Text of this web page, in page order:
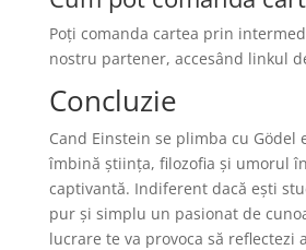
Poți comanda cartea prin
nostru partener, accesând linkul
Concluzie
Cand Einstein se plimba cu Gödel
îmbină știința, filozofia și umorul
captivantă. Indiferent dacă ești
pur și simplu un pasionat de
lucrare te va provoca să reflectezi